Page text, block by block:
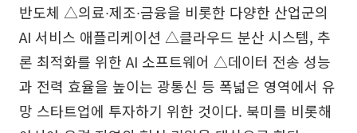
반도체 △의료∙제조∙금융을 비롯한 다양한 산업군의
AI 서비스 애플리케이션 △클라우드 분산 시스템, 추
론 최적화를 위한 AI 소프트웨어 △데이터 전송 성능
과 전력 효율을 높이는 광통신 등 폭넓은 영역에서 유
망 스타트업에 투자하기 위한 것이다. 북미를 비롯해